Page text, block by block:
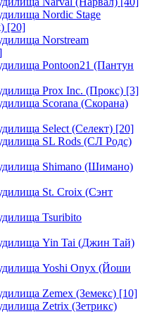
Nordic Stage
[20]
Norstream
Pontoon21 (Пантун
Prox Inc. (Прокс) [3]
Scorana (Скорана)
Select (Селект) [20]
SL Rods (СЛ Родс)
Shimano (Шимано)
St. Croix (Сэнт
Tsuribito
Yin Tai (Джин Тай)
Yoshi Onyx (Йоши
Zemex (Земекс) [10]
Zetrix (Зетрикс)